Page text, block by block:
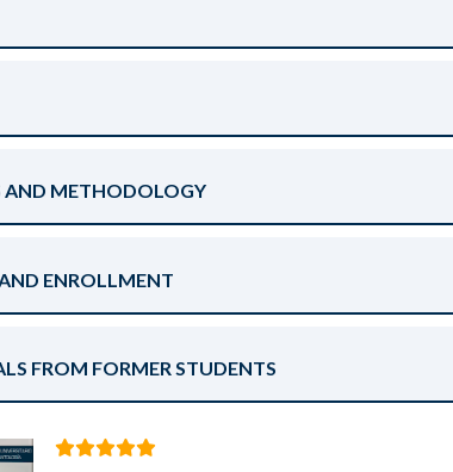
AND METHODOLOGY
ENROLLMENT
FROM FORMER STUDENTS